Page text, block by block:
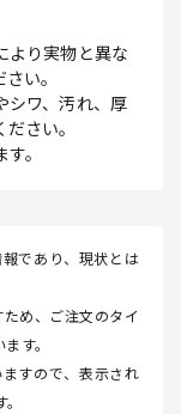
より実物と異な
い。
シワ、汚れ、厚
さい。
。
であり、現状とは
め、ご注文のタイ
す。
すので、表示され